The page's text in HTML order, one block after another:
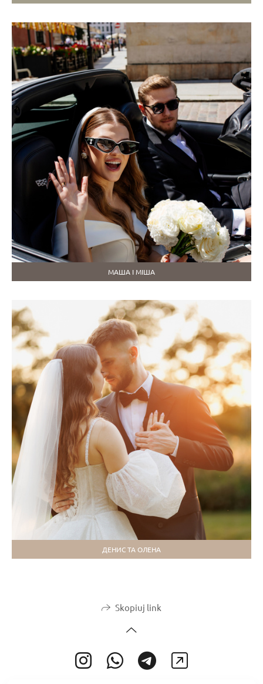
МАША І МІША
ДЕНИС ТА ОЛЕНА
Skopiuj link